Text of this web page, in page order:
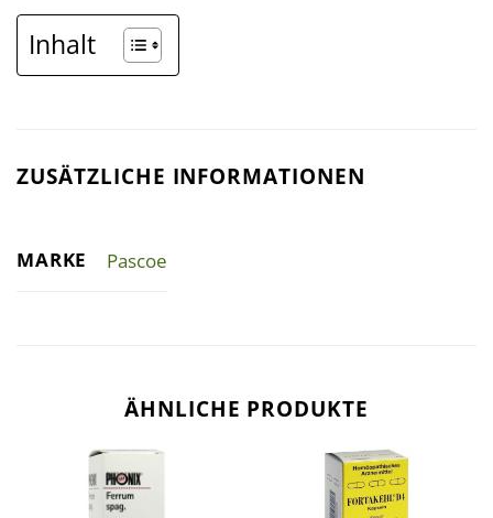
Inhalt
ZUSÄTZLICHE INFORMATIONEN
MARKE Pascoe
ÄHNLICHE PRODUKTE